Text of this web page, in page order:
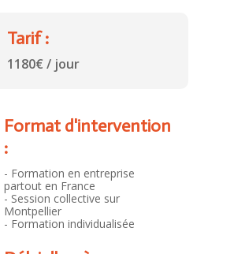
Tarif :
1180€ / jour
Format d'intervention
:
- Formation en entreprise
partout en France
- Session collective sur
Montpellier
- Formation individualisée